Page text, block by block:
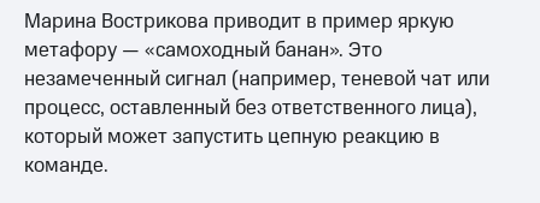
Марина Вострикова приводит в пример яркую
метафору — «самоходный банан». Это
незамеченный сигнал (например, теневой чат или
процесс, оставленный без ответственного лица),
который может запустить цепную реакцию в
команде.